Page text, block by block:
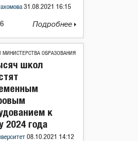
31.08.2021 16:15
Подробнее
МИНИСТЕРСТВА ОБРАЗОВАНИЯ
школ
к
2024 года
08.10.2021 14:12